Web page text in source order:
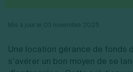
Transport
Autres
Gérer son entreprise
Conseil/finance
Vente en ligne
Fiches SCI
Fiches auto-entrepreneur
Fiches association
Une location gérance de fonds
s’avérer un bon moyen de se